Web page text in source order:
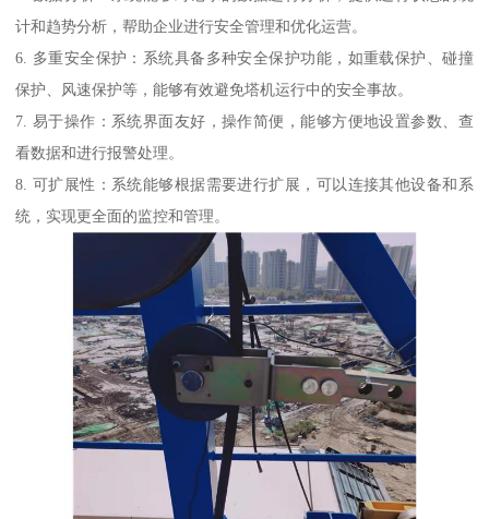
计和趋势分析，帮助企业进行安全管理和优化运营。
6. 多重安全保护：系统具备多种安全保护功能，如重载保护、碰撞
保护、风速保护等，能够有效避免塔机运行中的安全事故。
7. 易于操作：系统界面友好，操作简便，能够方便地设置参数、查
看数据和进行报警处理。
8. 可扩展性：系统能够根据需要进行扩展，可以连接其他设备和系
统，实现更全面的监控和管理。